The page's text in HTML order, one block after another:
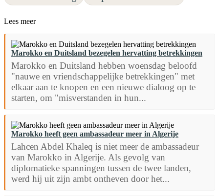
Lees meer
Marokko en Duitsland bezegelen hervatting betrekkingen
Marokko en Duitsland hebben woensdag beloofd
"nauwe en vriendschappelijke betrekkingen" met
elkaar aan te knopen en een nieuwe dialoog op te
starten, om "misverstanden in hun...
Marokko heeft geen ambassadeur meer in Algerije
Lahcen Abdel Khaleq is niet meer de ambassadeur
van Marokko in Algerije. Als gevolg van
diplomatieke spanningen tussen de twee landen,
werd hij uit zijn ambt ontheven door het...